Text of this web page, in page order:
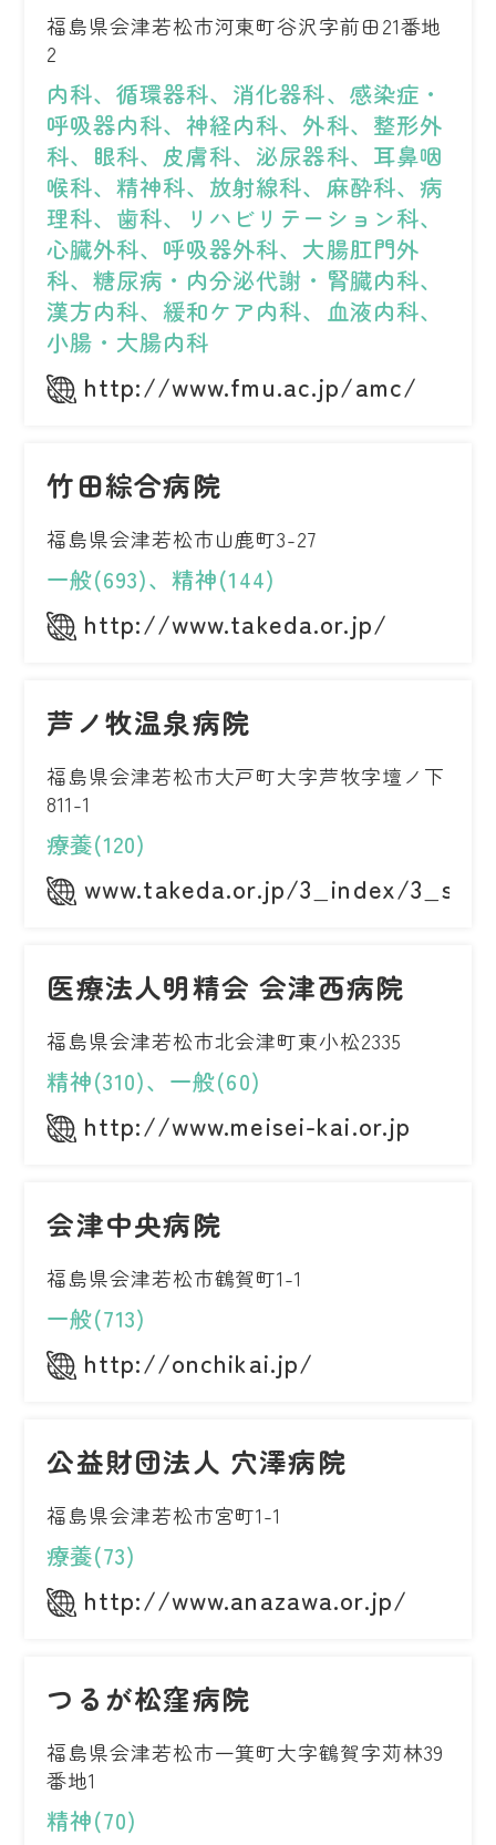
福島県会津若松市河東町谷沢字前田21番地
2
内科、循環器科、消化器科、感染症・
呼吸器内科、神経内科、外科、整形外
科、眼科、皮膚科、泌尿器科、耳鼻咽
喉科、精神科、放射線科、麻酔科、病
理科、歯科、リハビリテーション科、
心臓外科、呼吸器外科、大腸肛門外
科、糖尿病・内分泌代謝・腎臓内科、
漢方内科、緩和ケア内科、血液内科、
小腸・大腸内科
http://www.fmu.ac.jp/amc/
竹田綜合病院
福島県会津若松市山鹿町3-27
一般(693)、精神(144)
http://www.takeda.or.jp/
芦ノ牧温泉病院
福島県会津若松市大戸町大字芦牧字壇ノ下
811-1
療養(120)
www.takeda.or.jp/3_index/
医療法人明精会 会津西病院
福島県会津若松市北会津町東小松2335
精神(310)、一般(60)
http://www.meisei-kai.or.jp
会津中央病院
福島県会津若松市鶴賀町1-1
一般(713)
http://onchikai.jp/
公益財団法人 穴澤病院
福島県会津若松市宮町1-1
療養(73)
http://www.anazawa.or.jp/
つるが松窪病院
福島県会津若松市一箕町大字鶴賀字苅林39
番地1
精神(70)